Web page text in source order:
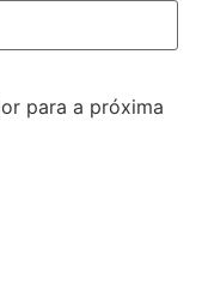
para a próxima